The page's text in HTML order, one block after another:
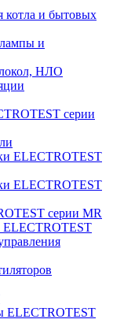
котла и бытовых
и
НЛО
серии
ELECTROTEST
ELECTROTEST
серии MR
ELECTROTEST
ELECTROTEST